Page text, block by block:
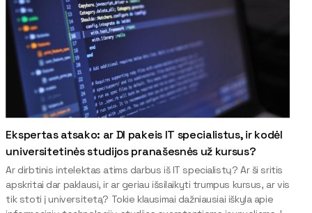
Ekspertas atsako: ar DI pakeis IT specialistus, ir kodėl
universitetinės studijos pranašesnės už kursus?
Ar dirbtinis intelektas atims darbus iš IT specialistų? Ar ši sritis
apskritai dar paklausi, ir ar geriau išsilaikyti trumpus kursus, ar vis
tik stoti į universitetą? Tokie klausimai dažniausiai iškyla apie